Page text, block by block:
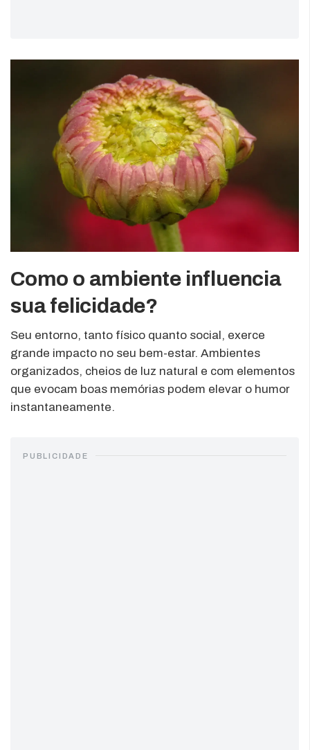
Como o ambiente influencia
sua felicidade?
Seu entorno, tanto físico quanto social, exerce
grande impacto no seu bem-estar. Ambientes
organizados, cheios de luz natural e com elementos
que evocam boas memórias podem elevar o humor
instantaneamente.
PUBLICIDADE